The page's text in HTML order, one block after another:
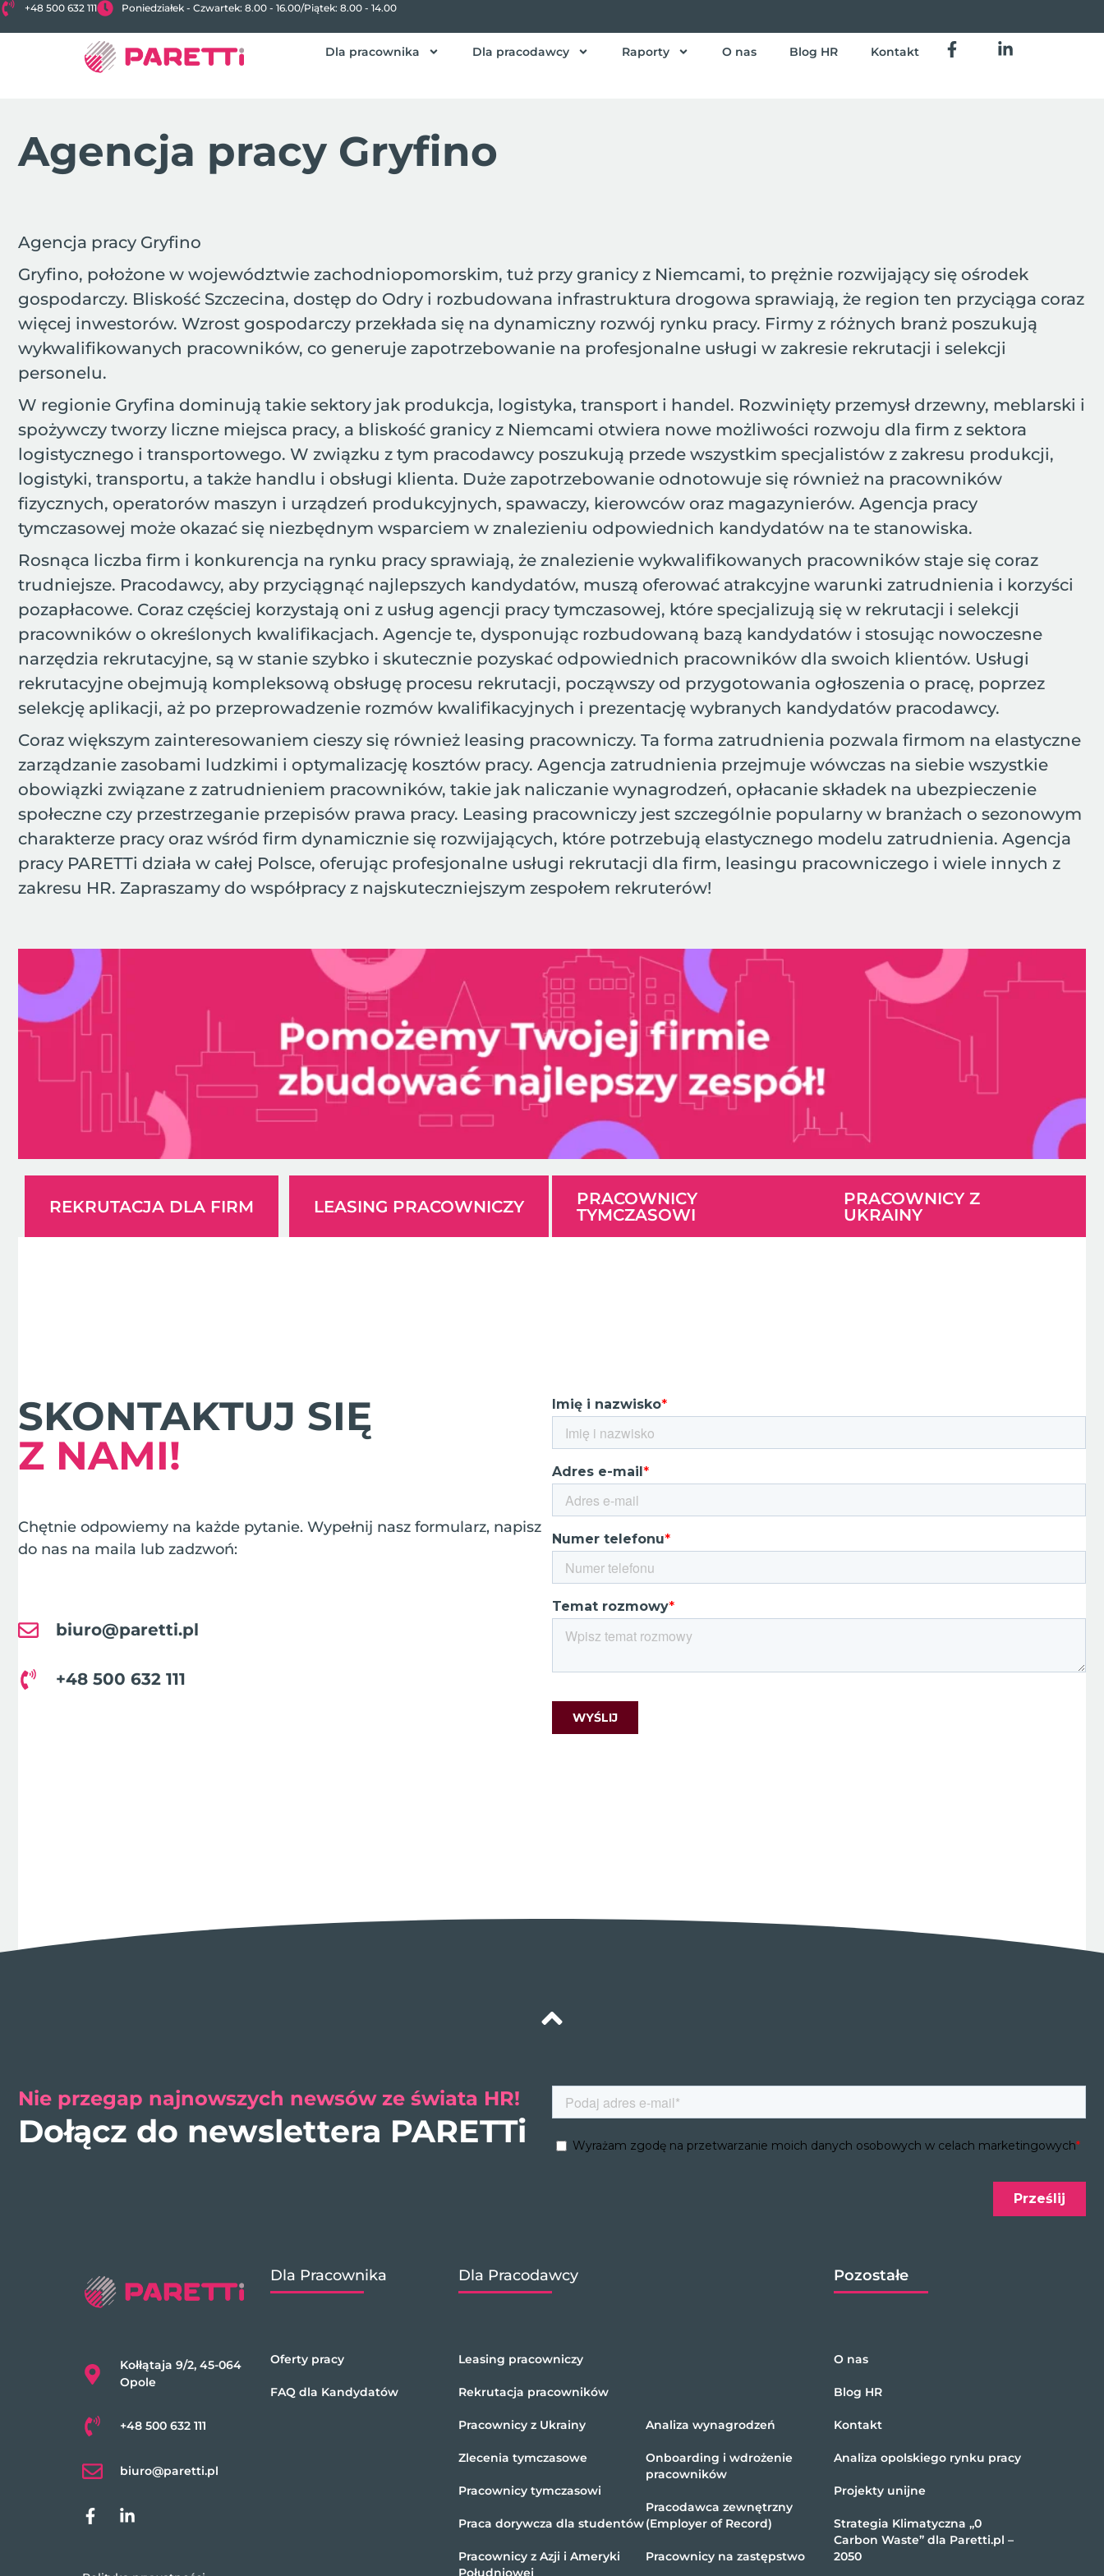
+48 500 632 111 Poniedziałek - Czwartek: 8.00 - 16.00/Piątek: 8.00 - 14.00
Dla pracownika Dla pracodawcy Raporty O nas Blog HR Kontakt
Agencja pracy Gryfino
Agencja pracy Gryfino
Gryfino, położone w województwie zachodniopomorskim, tuż przy granicy z Niemcami, to prężnie rozwijający się ośrodek
gospodarczy. Bliskość Szczecina, dostęp do Odry i rozbudowana infrastruktura drogowa sprawiają, że region ten przyciąga coraz
więcej inwestorów. Wzrost gospodarczy przekłada się na dynamiczny rozwój rynku pracy. Firmy z różnych branż poszukują
wykwalifikowanych pracowników, co generuje zapotrzebowanie na profesjonalne usługi w zakresie rekrutacji i selekcji
personelu.
W regionie Gryfina dominują takie sektory jak produkcja, logistyka, transport i handel. Rozwinięty przemysł drzewny, meblarski i
spożywczy tworzy liczne miejsca pracy, a bliskość granicy z Niemcami otwiera nowe możliwości rozwoju dla firm z sektora
logistycznego i transportowego. W związku z tym pracodawcy poszukują przede wszystkim specjalistów z zakresu produkcji,
logistyki, transportu, a także handlu i obsługi klienta. Duże zapotrzebowanie odnotowuje się również na pracowników
fizycznych, operatorów maszyn i urządzeń produkcyjnych, spawaczy, kierowców oraz magazynierów. Agencja pracy
tymczasowej może okazać się niezbędnym wsparciem w znalezieniu odpowiednich kandydatów na te stanowiska.
Rosnąca liczba firm i konkurencja na rynku pracy sprawiają, że znalezienie wykwalifikowanych pracowników staje się coraz
trudniejsze. Pracodawcy, aby przyciągnąć najlepszych kandydatów, muszą oferować atrakcyjne warunki zatrudnienia i korzyści
pozapłacowe. Coraz częściej korzystają oni z usług agencji pracy tymczasowej, które specjalizują się w rekrutacji i selekcji
pracowników o określonych kwalifikacjach. Agencje te, dysponując rozbudowaną bazą kandydatów i stosując nowoczesne
narzędzia rekrutacyjne, są w stanie szybko i skutecznie pozyskać odpowiednich pracowników dla swoich klientów. Usługi
rekrutacyjne obejmują kompleksową obsługę procesu rekrutacji, począwszy od przygotowania ogłoszenia o pracę, poprzez
selekcję aplikacji, aż po przeprowadzenie rozmów kwalifikacyjnych i prezentację wybranych kandydatów pracodawcy.
Coraz większym zainteresowaniem cieszy się również leasing pracowniczy. Ta forma zatrudnienia pozwala firmom na elastyczne
zarządzanie zasobami ludzkimi i optymalizację kosztów pracy. Agencja zatrudnienia przejmuje wówczas na siebie wszystkie
obowiązki związane z zatrudnieniem pracowników, takie jak naliczanie wynagrodzeń, opłacanie składek na ubezpieczenie
społeczne czy przestrzeganie przepisów prawa pracy. Leasing pracowniczy jest szczególnie popularny w branżach o sezonowym
charakterze pracy oraz wśród firm dynamicznie się rozwijających, które potrzebują elastycznego modelu zatrudnienia. Agencja
pracy PARETTi działa w całej Polsce, oferując profesjonalne usługi rekrutacji dla firm, leasingu pracowniczego i wiele innych z
zakresu HR. Zapraszamy do współpracy z najskuteczniejszym zespołem rekruterów!
REKRUTACJA DLA FIRM LEASING PRACOWNICZY
PRACOWNICY
TYMCZASOWI
PRACOWNICY Z
UKRAINY
SKONTAKTUJ SIĘ
Z NAMI!
Chętnie odpowiemy na każde pytanie. Wypełnij nasz formularz, napisz
do nas na maila lub zadzwoń:
biuro@paretti.pl
+48 500 632 111
Nie przegap najnowszych newsów ze świata HR!
Dołącz do newslettera PARETTi
Kołłątaja 9/2, 45-064
Opole
+48 500 632 111
biuro@paretti.pl
Dla Pracownika
Oferty pracy
FAQ dla Kandydatów
Dla Pracodawcy
Leasing pracowniczy
Rekrutacja pracowników
Pracownicy z Ukrainy
Zlecenia tymczasowe
Pracownicy tymczasowi
Praca dorywcza dla studentów
Pracownicy z Azji i Ameryki
Analiza wynagrodzeń
Onboarding i wdrożenie
pracowników
Pracodawca zewnętrzny
(Employer of Record)
Pracownicy na zastępstwo
Pozostałe
O nas
Blog HR
Kontakt
Analiza opolskiego rynku pracy
Projekty unijne
Strategia Klimatyczna „0
Carbon Waste” dla Paretti.pl –
2050